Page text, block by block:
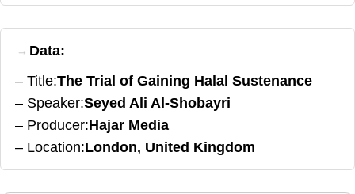
Data:
Title The Trial of Gaining Halal Sustenance
Speaker Seyed Ali Al-Shobayri
Producer Hajar Media
Location London, United Kingdom